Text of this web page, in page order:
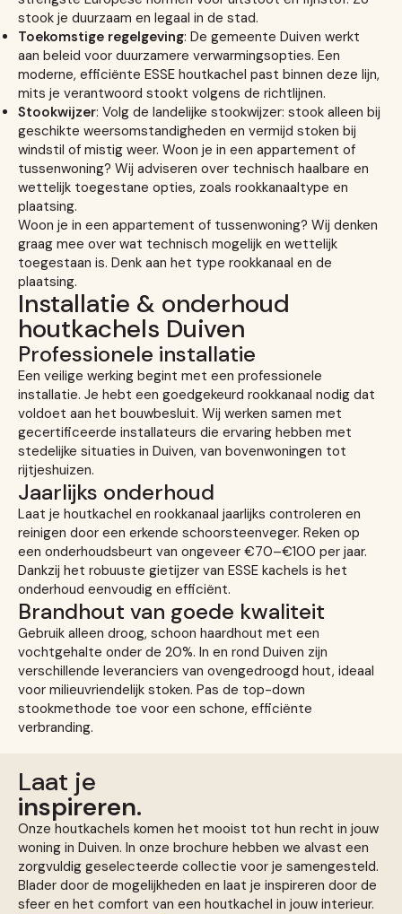
stook je duurzaam en legaal in de stad.
Toekomstige regelgeving: De gemeente Duiven werkt
aan beleid voor duurzamere verwarmingsopties. Een
moderne, efficiënte ESSE houtkachel past binnen deze lijn,
mits je verantwoord stookt volgens de richtlijnen.
Stookwijzer: Volg de landelijke stookwijzer: stook alleen bij
geschikte weersomstandigheden en vermijd stoken bij
windstil of mistig weer. Woon je in een appartement of
tussenwoning? Wij adviseren over technisch haalbare en
wettelijk toegestane opties, zoals rookkanaaltype en
plaatsing.
Woon je in een appartement of tussenwoning? Wij denken
graag mee over wat technisch mogelijk en wettelijk
toegestaan is. Denk aan het type rookkanaal en de
plaatsing.
Installatie & onderhoud
houtkachels Duiven
Professionele installatie
Een veilige werking begint met een professionele
installatie. Je hebt een goedgekeurd rookkanaal nodig dat
voldoet aan het bouwbesluit. Wij werken samen met
gecertificeerde installateurs die ervaring hebben met
stedelijke situaties in Duiven, van bovenwoningen tot
rijtjeshuizen.
Jaarlijks onderhoud
Laat je houtkachel en rookkanaal jaarlijks controleren en
reinigen door een erkende schoorsteenveger. Reken op
een onderhoudsbeurt van ongeveer €70–€100 per jaar.
Dankzij het robuuste gietijzer van ESSE kachels is het
onderhoud eenvoudig en efficiënt.
Brandhout van goede kwaliteit
Gebruik alleen droog, schoon haardhout met een
vochtgehalte onder de 20%. In en rond Duiven zijn
verschillende leveranciers van ovengedroogd hout, ideaal
voor milieuvriendelijk stoken. Pas de top-down
stookmethode toe voor een schone, efficiënte
verbranding.
Laat je
inspireren.
Onze houtkachels komen het mooist tot hun recht in jouw
woning in Duiven. In onze brochure hebben we alvast een
zorgvuldig geselecteerde collectie voor je samengesteld.
Blader door de mogelijkheden en laat je inspireren door de
sfeer en het comfort van een houtkachel in jouw interieur.